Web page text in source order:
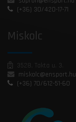
(+36) 30/420-17-71
Miskolc
3528, Takta u. 3.
miskolc@ensport.hu
(+36) 70/612-51-60